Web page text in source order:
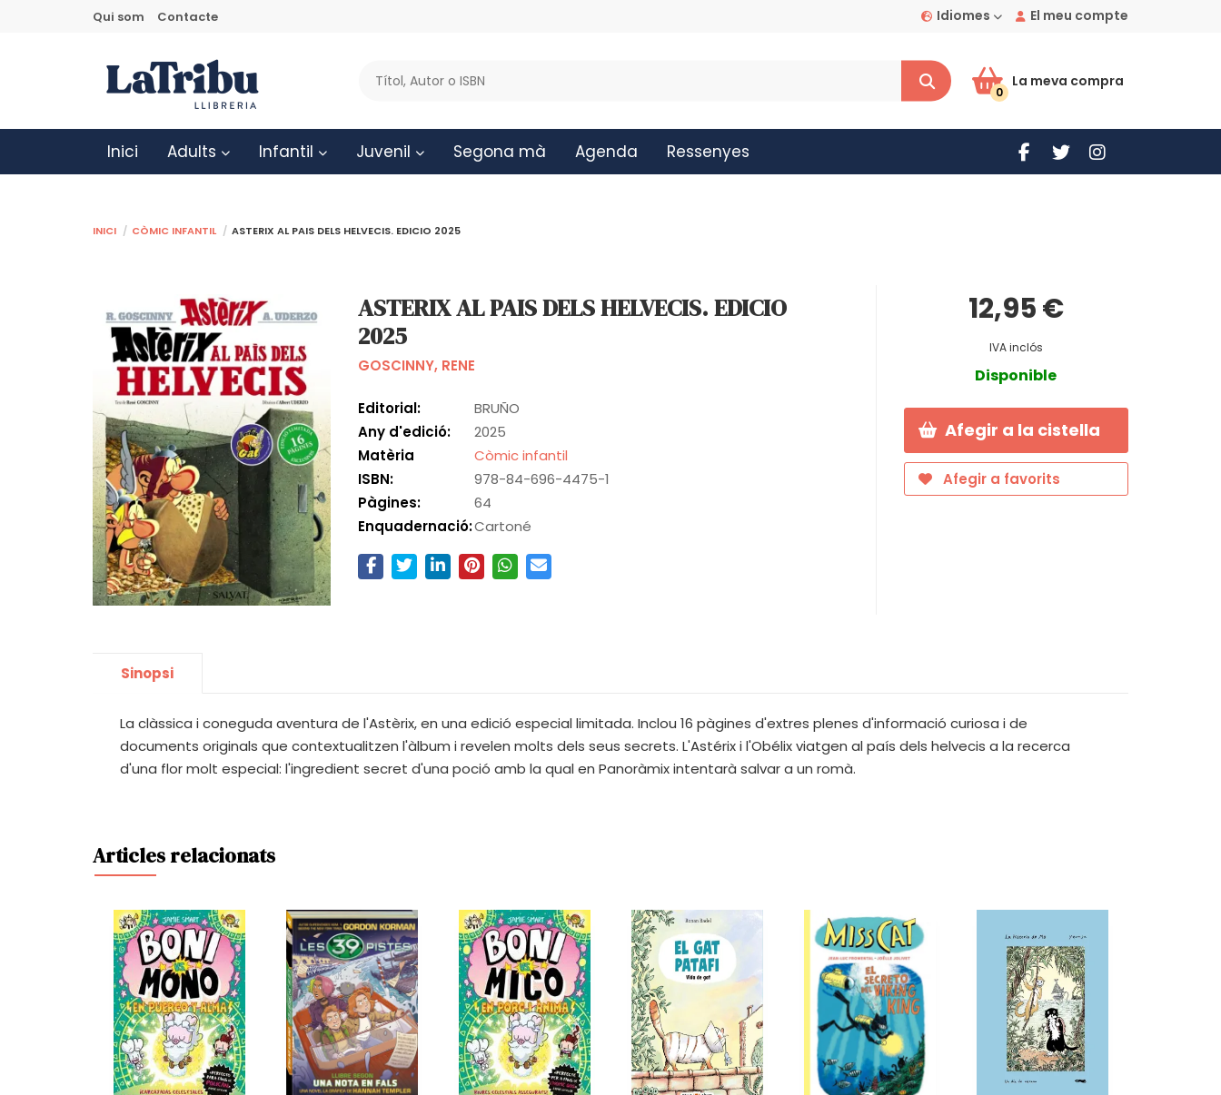
El meu compte
Idiomes
Qui som Contacte
La meva compra
0
Inici Adults Infantil Juvenil Segona mà Agenda Ressenyes
Inici Còmic infantil ASTERIX AL PAIS DELS HELVECIS. EDICIO 2025
ASTERIX AL PAIS DELS HELVECIS. EDICIO
2025
GOSCINNY, RENE
Editorial:
BRUÑO
Any d'edició:
2025
Matèria
Còmic infantil
ISBN:
978-84-696-4475-1
Pàgines:
64
Enquadernació:Cartoné
12,95 €
IVA inclós
Disponible
Afegir a la cistella
Afegir a favorits
Sinopsi
La clàssica i coneguda aventura de l'Astèrix, en una edició especial limitada. Inclou 16 pàgines d'extres plenes d'informació curiosa i de
documents originals que contextualitzen l'àlbum i revelen molts dels seus secrets. L'Astérix i l'Obélix viatgen al país dels helvecis a la recerca
d'una flor molt especial: l'ingredient secret d'una poció amb la qual en Panoràmix intentarà salvar a un romà.
Articles relacionats